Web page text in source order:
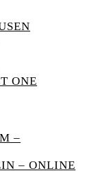
ONE
–
– ONLINE